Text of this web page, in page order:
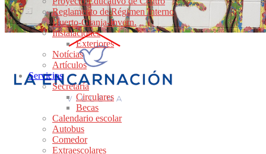
Reglamento de Régimen Interno
Huerto-Granja-Invern.
Instalaciones
Exteriores
Notícias
Artículos
Servicios
Secretaría
Circulares
Becas
Calendario escolar
Autobus
Comedor
Extraescolares